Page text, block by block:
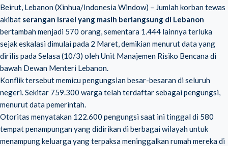
Beirut, Lebanon (Xinhua/Indonesia Window) – Jumlah korban tewas
akibat serangan Israel yang masih berlangsung di Lebanon
bertambah menjadi 570 orang, sementara 1.444 lainnya terluka
sejak eskalasi dimulai pada 2 Maret, demikian menurut data yang
dirilis pada Selasa (10/3) oleh Unit Manajemen Risiko Bencana di
bawah Dewan Menteri Lebanon.
Konflik tersebut memicu pengungsian besar-besaran di seluruh
negeri. Sekitar 759.300 warga telah terdaftar sebagai pengungsi,
menurut data pemerintah.
Otoritas menyatakan 122.600 pengungsi saat ini tinggal di 580
tempat penampungan yang didirikan di berbagai wilayah untuk
menampung keluarga yang terpaksa meninggalkan rumah mereka di